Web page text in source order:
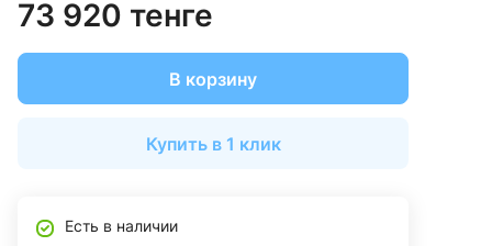
73 920 тенге
В корзину
Купить в 1 клик
Есть в наличии